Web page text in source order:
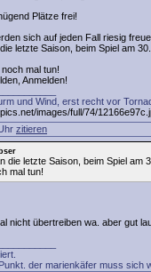
Plätze frei!
sich auf jeden Fall riesig
letzte Saison, beim Spiel am
mal tun!
Anmelden!
und Wind, erst recht vor
zitieren
die letzte Saison, beim Spiel am
mal tun!
nicht übertreiben wa. aber gut
der marienkäfer muss sich